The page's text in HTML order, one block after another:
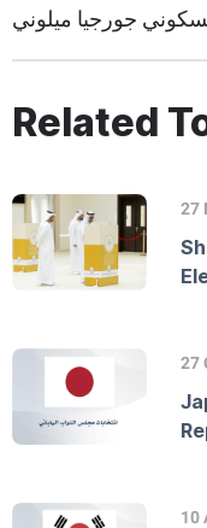
Related
27
27
10